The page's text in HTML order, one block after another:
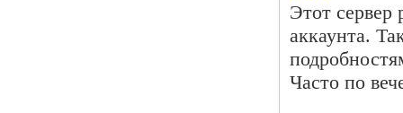
Этот сервер
аккаунта.
Часто по